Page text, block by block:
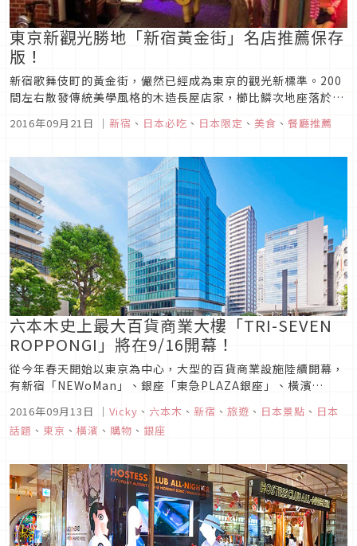
東京新觀光勝地「新宿黃金街」名店推薦保存
版！
新宿歌舞伎町的黃金街，儼然已經成為東京的觀光新標準。200
間左右散發傳統美學風格的木造長屋店家，櫛比鱗次地座落於黃
2016年09月21日 ｜ 新宿 、 日本必吃 、 日本限定 、 美食 、 餐廳推薦
六本木史上最大百貨商業大樓「TRI-SEVEN
ROPPONGI」將在9/16開幕！
從今年春天開始以東京為中心，大型的百貨商業設施陸續開幕，
有新宿「NEWoMan」、銀座「東急PLAZA銀座」、橫濱
活。在下半年又有一間新的複合式商業大樓「TRI-SEVEN
ROPPONGI」要在9/16開幕了，預計將會給六本木...
2016年09月13日 ｜ Vicky 、 六本木 、 新宿 、 旅遊 、 日本景點 、 日本
話題 、 東京 、 橫濱 、 購物 、 銀座